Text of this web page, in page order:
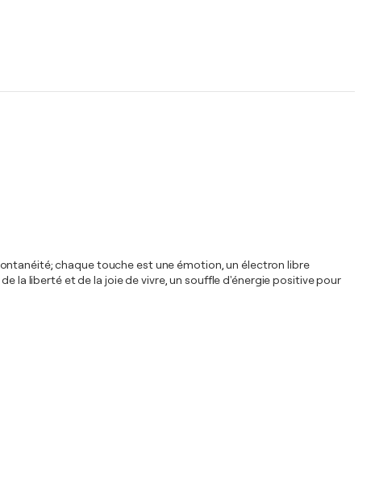
chaque touche est une émotion, un électron libre
la liberté et de la joie de vivre, un souffle d'énergie positive pour